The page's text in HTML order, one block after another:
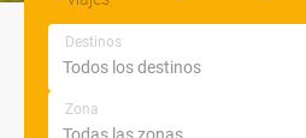
Destinos
Zona